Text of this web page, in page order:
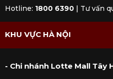
Hotline: 1800 6390 Tư vấn
KHU VỰC HÀ NỘI
- Chi nhánh Lotte Mall Tây